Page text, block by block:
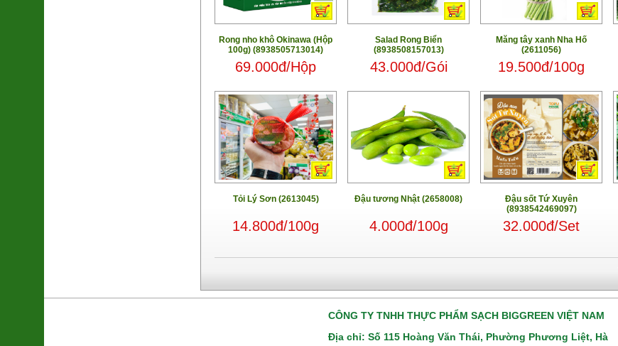
Rong nho khô Okinawa (Hộp
100g) (8938505713014)
69.000đ/Hộp
Salad Rong Biển
(8938508157013)
43.000đ/Gói
Măng tây xanh Nha Hố
(2611056)
19.500đ/100g
Tỏi Lý Sơn (2613045)
14.800đ/100g
Đậu tương Nhật (2658008)
4.000đ/100g
Đậu sốt Tứ Xuyên
(8938542469097)
32.000đ/Set
CÔNG TY TNHH THỰC PHẨM SẠCH BIGGREEN VIỆT NAM
Địa chỉ: Số 115 Hoàng Văn Thái, Phường Phương Liệt, Hà